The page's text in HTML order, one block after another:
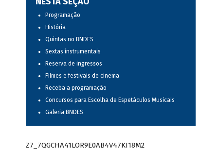
Programação
História
Quintas no BNDES
Sextas instrumentais
Reserva de ingressos
Filmes e festivais de cinema
Receba a programação
Concursos para Escolha de Espetáculos Musicais
Galeria BNDES
Z7_7QGCHA41LOR9E0AB4V47KI18M2